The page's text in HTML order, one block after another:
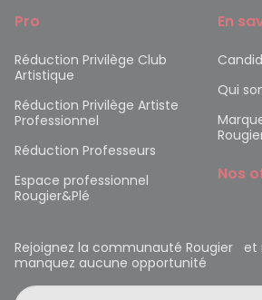
Pro
Réduction Privilège Club
Artistique
Réduction Privilège Artiste
Professionnel
Réduction Professeurs
Espace professionnel
Rougier&Plé
En
Qui
Nos
Rejoignez la communauté Rougier et
manquez aucune opportunité